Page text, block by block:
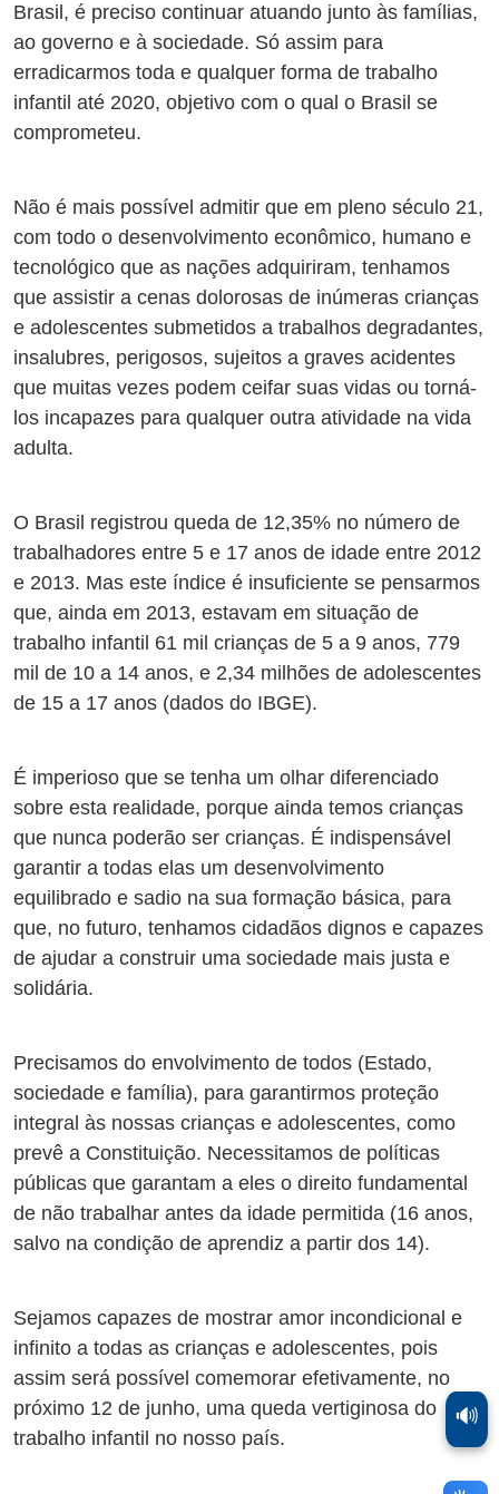
Brasil, é preciso continuar atuando junto às famílias,
ao governo e à sociedade. Só assim para
erradicarmos toda e qualquer forma de trabalho
infantil até 2020, objetivo com o qual o Brasil se
comprometeu.
Não é mais possível admitir que em pleno século 21,
com todo o desenvolvimento econômico, humano e
tecnológico que as nações adquiriram, tenhamos
que assistir a cenas dolorosas de inúmeras crianças
e adolescentes submetidos a trabalhos degradantes,
insalubres, perigosos, sujeitos a graves acidentes
que muitas vezes podem ceifar suas vidas ou torná-
los incapazes para qualquer outra atividade na vida
adulta.
O Brasil registrou queda de 12,35% no número de
trabalhadores entre 5 e 17 anos de idade entre 2012
e 2013. Mas este índice é insuficiente se pensarmos
que, ainda em 2013, estavam em situação de
trabalho infantil 61 mil crianças de 5 a 9 anos, 779
mil de 10 a 14 anos, e 2,34 milhões de adolescentes
de 15 a 17 anos (dados do IBGE).
É imperioso que se tenha um olhar diferenciado
sobre esta realidade, porque ainda temos crianças
que nunca poderão ser crianças. É indispensável
garantir a todas elas um desenvolvimento
equilibrado e sadio na sua formação básica, para
que, no futuro, tenhamos cidadãos dignos e capazes
de ajudar a construir uma sociedade mais justa e
solidária.
Precisamos do envolvimento de todos (Estado,
sociedade e família), para garantirmos proteção
integral às nossas crianças e adolescentes, como
prevê a Constituição. Necessitamos de políticas
públicas que garantam a eles o direito fundamental
de não trabalhar antes da idade permitida (16 anos,
salvo na condição de aprendiz a partir dos 14).
Sejamos capazes de mostrar amor incondicional e
infinito a todas as crianças e adolescentes, pois
assim será possível comemorar efetivamente, no
próximo 12 de junho, uma queda vertiginosa do
trabalho infantil no nosso país.
🔊